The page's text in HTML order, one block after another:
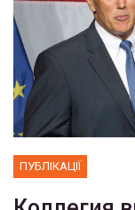
ПУБЛІКАЦІЇ